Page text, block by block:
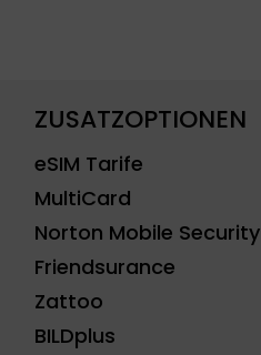
ZUSATZOPTIONEN
eSIM Tarife
MultiCard
Norton Mobile Security
Friendsurance
Zattoo
BILDplus